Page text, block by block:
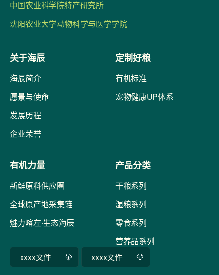
中国农业科学院特产研究所
沈阳农业大学动物科学与医学学院
关于海辰
海辰简介
愿景与使命
发展历程
企业荣誉
定制好粮
有机标准
宠物健康UP体系
有机力量
新鲜原料供应圈
全球原产地采集链
魅力喀左·生态海辰
产品分类
干粮系列
湿粮系列
零食系列
营养品系列
xxxx文件
xxxx文件